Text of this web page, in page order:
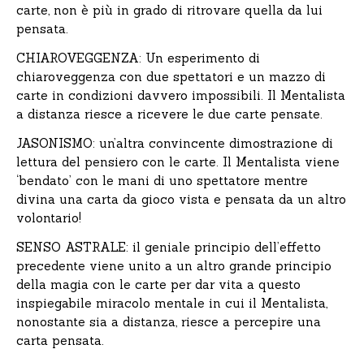
carte, non è più in grado di ritrovare quella da lui
pensata.
CHIAROVEGGENZA: Un esperimento di
chiaroveggenza con due spettatori e un mazzo di
carte in condizioni davvero impossibili. Il Mentalista
a distanza riesce a ricevere le due carte pensate.
JASONISMO: un’altra convincente dimostrazione di
lettura del pensiero con le carte. Il Mentalista viene
‘bendato’ con le mani di uno spettatore mentre
divina una carta da gioco vista e pensata da un altro
volontario!
SENSO ASTRALE: il geniale principio dell’effetto
precedente viene unito a un altro grande principio
della magia con le carte per dar vita a questo
inspiegabile miracolo mentale in cui il Mentalista,
nonostante sia a distanza, riesce a percepire una
carta pensata.